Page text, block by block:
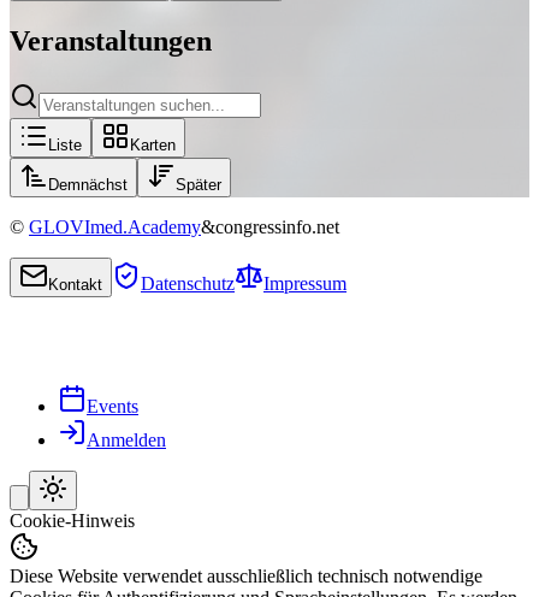
Veranstaltungen
Liste Karten
Demnächst Später
© GLOVImed.Academy&congressinfo.net
Kontakt Datenschutz Impressum
Events
Anmelden
Cookie-Hinweis
Diese Website verwendet ausschließlich technisch notwendige